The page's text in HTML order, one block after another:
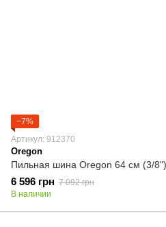
−7%
Артикул: 912370
Oregon
Пильная шина Oregon 64 см (3/
6 596 грн 7 092 грн
В наличии